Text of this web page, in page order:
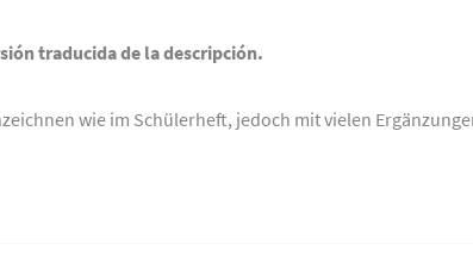
traducida de la descripción.
wie im Schülerheft, jedoch mit vielen